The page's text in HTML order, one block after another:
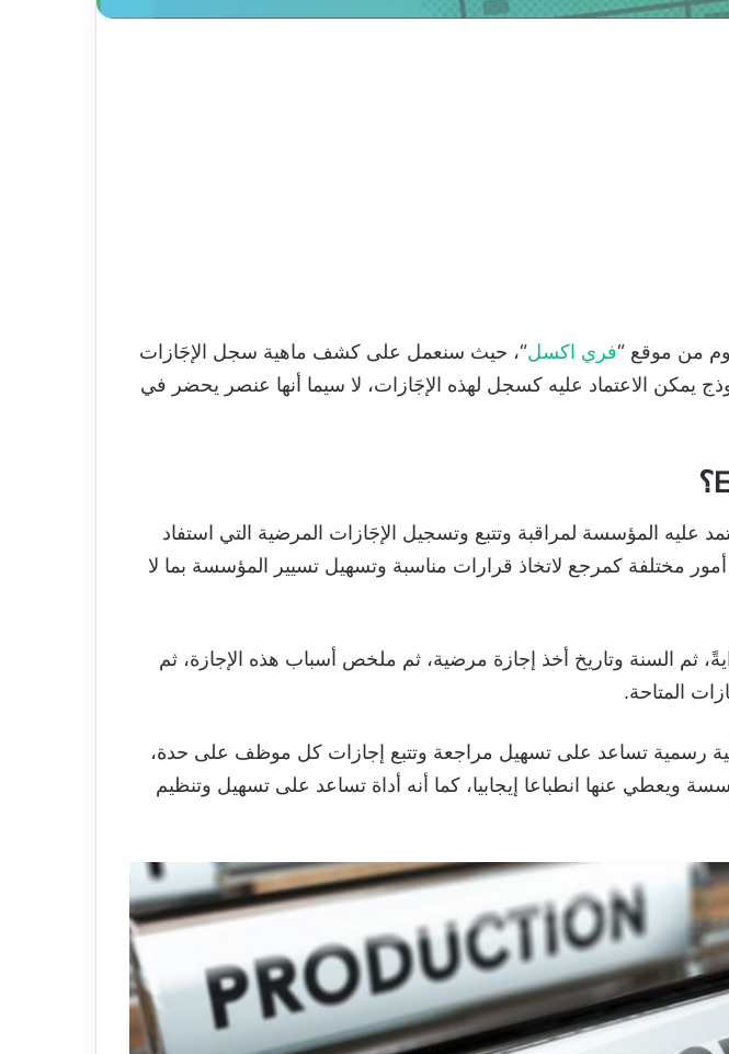
من موقع “فري اكسل“، حيث سنعمل على كشف ماهية سجل الإجَازات
يمكن الاعتماد عليه كسجل لهذه الإجَازات، لا سيما أنها عنصر يحضر في
المؤسسة لمراقبة وتتبع وتسجيل الإجَازات المرضية التي استفاد
مختلفة كمرجع لاتخاذ قرارات مناسبة وتسهيل تسيير المؤسسة بما لا
ثم السنة وتاريخ أخذ إجازة مرضية، ثم ملخص أسباب هذه الإجازة، ثم
المتاحة.
رسمية تساعد على تسهيل مراجعة وتتبع إجازات كل موظف على حدة،
ويعطي عنها انطباعا إيجابيا، كما أنه أداة تساعد على تسهيل وتنظيم